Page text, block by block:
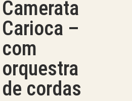
Camerata
Carioca –
com
orquestra
de cordas